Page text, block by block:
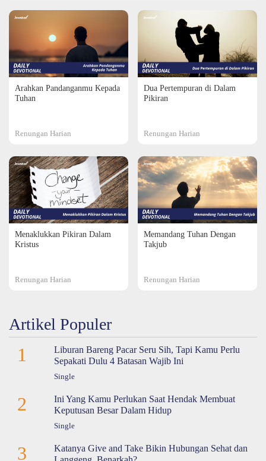
Arahkan Pandanganmu Kepada
Tuhan
Renungan Harian
Dua Pertempuran di Dalam
Pikiran
Renungan Harian
Menaklukkan Pikiran Dalam
Kristus
Renungan Harian
Memandang Tuhan Dengan
Takjub
Renungan Harian
Artikel Populer
1
Liburan Bareng Pacar Seru Sih, Tapi Kamu Perlu
Sepakati Dulu 4 Batasan Wajib Ini
Single
2
Ini Yang Kamu Perlukan Saat Hendak Membuat
Keputusan Besar Dalam Hidup
Single
3
Katanya Give and Take Bikin Hubungan Sehat dan